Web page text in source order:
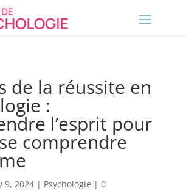
de la réussite en
:
l’esprit pour
comprendre
9, 2024| Psychologie | 0